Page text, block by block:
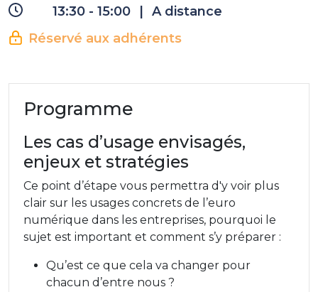
13:30 - 15:00
A distance
Réservé aux adhérents
Programme
Les cas d’usage envisagés,
enjeux et stratégies
Ce point d’étape vous permettra d'y voir plus
clair sur les usages concrets de l’euro
numérique dans les entreprises, pourquoi le
sujet est important et comment s’y préparer :
Qu’est ce que cela va changer pour
chacun d’entre nous ?